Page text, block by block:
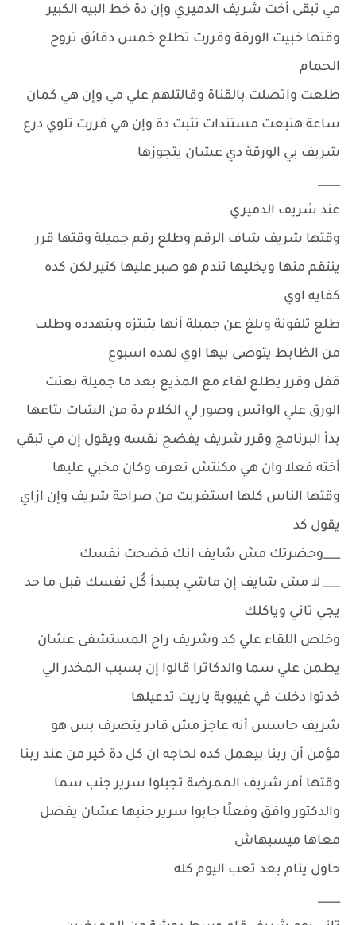
مي تبقى أخت شريف الدميري وإن دة خط البيه الكبير
وقتها خبيت الورقة وقررت تطلع خمس دقائق تروح
الحمام
طلعت واتصلت بالقناة وقالتلهم علي مي وإن هي كمان
ساعة هتبعت مستندات تثبت دة وإن هي قررت تلوي درع
شريف بي الورقة دي عشان يتجوزها
____
عند شريف الدميري
وقتها شريف شاف الرقم وطلع رقم جميلة وقتها قرر
ينتقم منها ويخليها تندم هو صبر عليها كتير لكن كده
كفايه اوي
طلع تلفونة وبلغ عن جميلة أنها بتبتزه وبتهدده وطلب
من الظابط يتوصى بيها اوي لمده اسبوع
قفل وقرر يطلع لقاء مع المذيع بعد ما جميلة بعتت
الورق علي الواتس وصور لي الكلام دة من الشات بتاعها
بدأ البرنامج وقرر شريف يفضح نفسه ويقول إن مي تبقي
أخته فعلا وان هي مكنتش تعرف وكان مخبي عليها
وقتها الناس كلها استغربت من صراحة شريف وإن ازاي
يقول كد
___وحضرتك مش شايف انك فضحت نفسك
___ لا مش شايف إن ماشي بمبدأ كُل نفسك قبل ما حد
يجي تاني وياكلك
وخلص اللقاء علي كد وشريف راح المستشفى عشان
يطمن علي سما والدكاترا قالوا إن بسبب المخدر الي
خدتوا دخلت في غيبوبة ياريت تدعيلها
شريف حاسس أنه عاجز مش قادر يتصرف بس هو
مؤمن أن ربنا بيعمل كده لحاجه ان كل دة خير من عند ربنا
وقتها أمر شريف الممرضة تجبلوا سرير جنب سما
والدكتور وافق وفعلًا جابوا سرير جنبها عشان يفضل
معاها ميسبهاش
حاول ينام بعد تعب اليوم كله
____